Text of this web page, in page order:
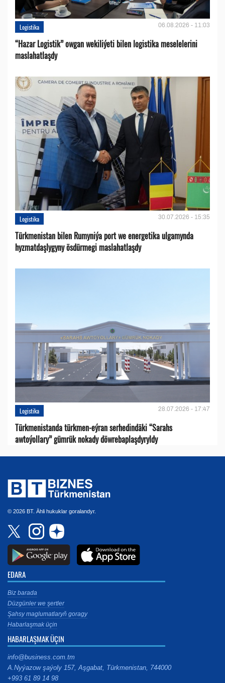
Logistika 06.08.2026 - 11:03
“Hazar Logistik” owgan wekiliýeti bilen logistika meselelerini
maslahatlaşdy
Logistika 30.07.2026 - 15:35
Türkmenistan bilen Rumyniýa port we energetika ulgamynda
hyzmatdaşlygyny ösdürmegi maslahatlaşdy
Logistika 28.07.2026 - 17:47
Türkmenistanda türkmen-eýran serhedindäki “Sarahs
awtoýollary” gümrük nokady döwrebaplaşdyryldy
© 2026 BT. Ähli hukuklar goralandyr.
EDARA
Biz barada
Düzgünler we şertler
Şahsy maglumatlaryň goragy
Habarlaşmak üçin
HABARLAŞMAK ÜÇIN
info@business.com.tm
A.Nyýazow şaýoly 157, Aşgabat, Türkmenistan, 744000
+993 61 89 14 98